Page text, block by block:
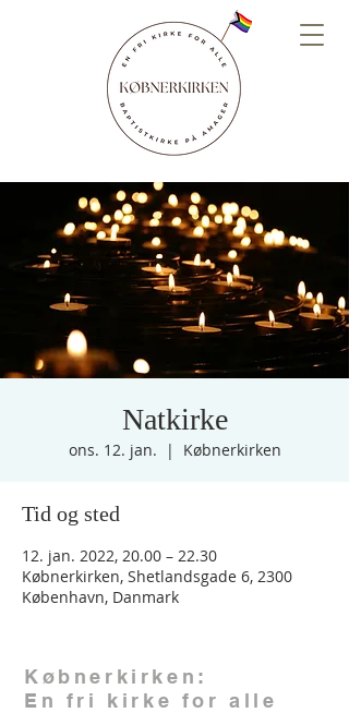
Natkirke
ons. 12. jan.
  |
Købnerkirken
Tid og sted
12. jan. 2022, 20.00 – 22.30
Købnerkirken, Shetlandsgade 6, 2300
København, Danmark
Købnerkirken:
En fri kirke for alle